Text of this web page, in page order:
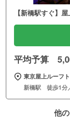
【新橋駅すぐ】
平均予算
東京屋上ルーフ
新橋駅 徒歩1分
他